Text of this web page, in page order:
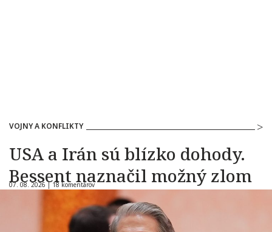
VOJNY A KONFLIKTY
USA a Irán sú blízko dohody.
Bessent naznačil možný zlom
07. 08. 2026 |18 komentárov